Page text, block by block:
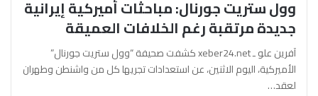
وول ستريت جورنال: مباحثات أميركية إيرانية
جديدة مرتقبة رغم الخلافات العميقة
آفرين علو ـ xeber24.net كشفت صحيفة “وول ستريت جورنال”
الأميركية، اليوم الاثنين، عن استعدادات تجريها كل من واشنطن وطهران
لعقد…